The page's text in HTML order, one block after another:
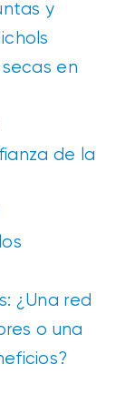
y
en
de la
¿Una red
o una